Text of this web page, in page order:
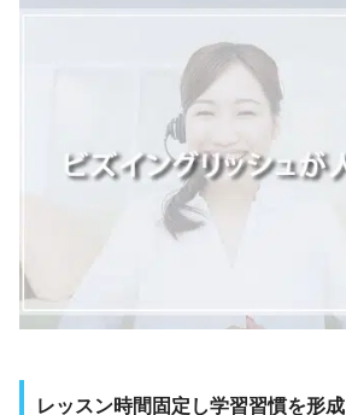
レッスン時間固定し学習習慣を形成